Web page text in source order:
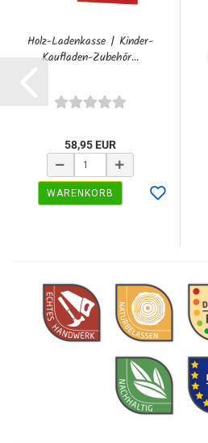
Holz-Ladenkasse | Kinder-
Kaufladen-Zubehör...
58,95 EUR
WARENKORB